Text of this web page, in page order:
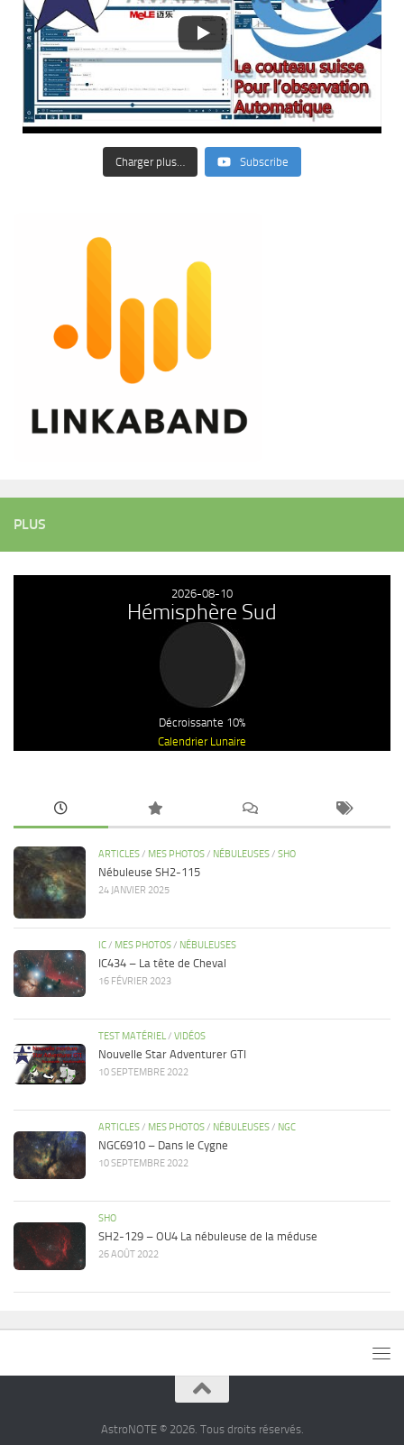
Charger plus… Subscribe
PLUS
2026-08-10
Hémisphère Sud
Décroissante 10%
Calendrier Lunaire
ARTICLES/ MES PHOTOS/ NÉBULEUSES/ SHO
Nébuleuse SH2-115
24 JANVIER 2025
IC/ MES PHOTOS/ NÉBULEUSES
IC434 – La tête de Cheval
16 FÉVRIER 2023
TEST MATÉRIEL/ VIDÉOS
Nouvelle Star Adventurer GTI
10 SEPTEMBRE 2022
ARTICLES/ MES PHOTOS/ NÉBULEUSES/ NGC
NGC6910 – Dans le Cygne
10 SEPTEMBRE 2022
SHO
SH2-129 – OU4 La nébuleuse de la méduse
26 AOÛT 2022
AstroNOTE © 2026. Tous droits réservés.